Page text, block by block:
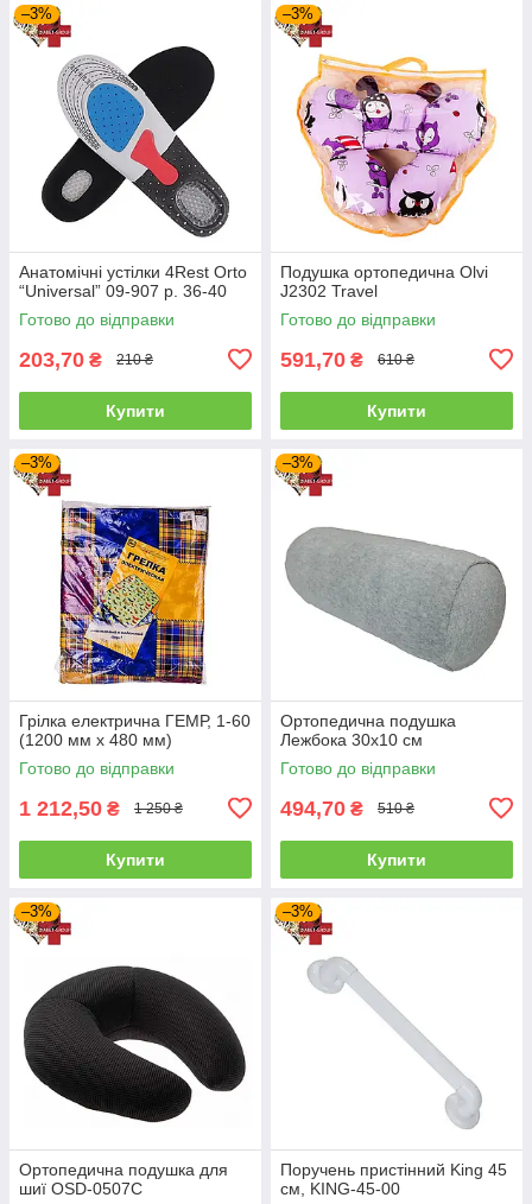
–3%
Анатомічні устілки 4Rest Orto
“Universal” 09-907 р. 36-40
Готово до відправки
203,70 ₴ 210 ₴
Купити
–3%
Подушка ортопедична Olvi
J2302 Travel
Готово до відправки
591,70 ₴ 610 ₴
Купити
–3%
Грілка електрична ГЕМР, 1-60
(1200 мм х 480 мм)
Готово до відправки
1 212,50 ₴ 1 250 ₴
Купити
–3%
Ортопедична подушка
Лежбока 30х10 см
Готово до відправки
494,70 ₴ 510 ₴
Купити
–3%
Ортопедична подушка для
шиї OSD-0507C
–3%
Поручень пристінний King 45
см, KING-45-00